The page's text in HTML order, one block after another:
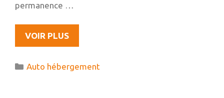
permanence …
VOIR PLUSAUTO-
HÉBERGEMENT
DÉNI
Catégories
Auto hébergement